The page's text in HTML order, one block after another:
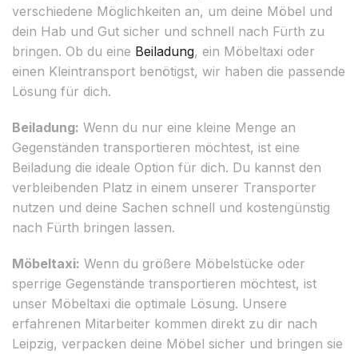
verschiedene Möglichkeiten an, um deine Möbel und
dein Hab und Gut sicher und schnell nach Fürth zu
bringen. Ob du eine Beiladung, ein Möbeltaxi oder
einen Kleintransport benötigst, wir haben die passende
Lösung für dich.
Beiladung: Wenn du nur eine kleine Menge an
Gegenständen transportieren möchtest, ist eine
Beiladung die ideale Option für dich. Du kannst den
verbleibenden Platz in einem unserer Transporter
nutzen und deine Sachen schnell und kostengünstig
nach Fürth bringen lassen.
Möbeltaxi: Wenn du größere Möbelstücke oder
sperrige Gegenstände transportieren möchtest, ist
unser Möbeltaxi die optimale Lösung. Unsere
erfahrenen Mitarbeiter kommen direkt zu dir nach
Leipzig, verpacken deine Möbel sicher und bringen sie